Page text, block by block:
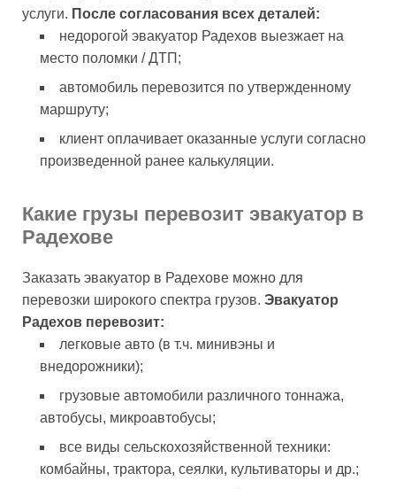
услуги. После согласования всех деталей:
недорогой эвакуатор Радехов выезжает на
место поломки / ДТП;
автомобиль перевозится по утвержденному
маршруту;
клиент оплачивает оказанные услуги согласно
произведенной ранее калькуляции.
Какие грузы перевозит эвакуатор в
Радехове
Заказать эвакуатор в Радехове можно для
перевозки широкого спектра грузов. Эвакуатор
Радехов перевозит:
легковые авто (в т.ч. минивэны и
внедорожники);
грузовые автомобили различного тоннажа,
автобусы, микроавтобусы;
все виды сельскохозяйственной техники:
комбайны, трактора, сеялки, культиваторы и др.;